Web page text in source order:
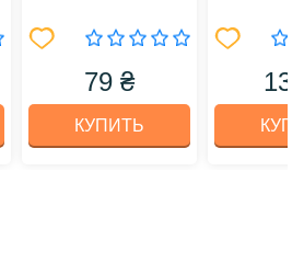
79 ₴
КУПИТЬ